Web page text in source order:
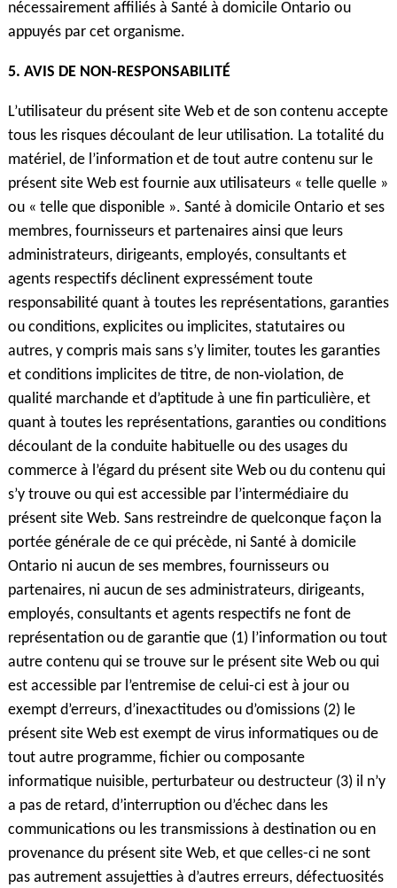
nécessairement affiliés à Santé à domicile Ontario ou
appuyés par cet organisme.
5. AVIS DE NON-RESPONSABILITÉ
L’utilisateur du présent site Web et de son contenu accepte
tous les risques découlant de leur utilisation. La totalité du
matériel, de l’information et de tout autre contenu sur le
présent site Web est fournie aux utilisateurs « telle quelle »
ou « telle que disponible ». Santé à domicile Ontario et ses
membres, fournisseurs et partenaires ainsi que leurs
administrateurs, dirigeants, employés, consultants et
agents respectifs déclinent expressément toute
responsabilité quant à toutes les représentations, garanties
ou conditions, explicites ou implicites, statutaires ou
autres, y compris mais sans s’y limiter, toutes les garanties
et conditions implicites de titre, de non‑violation, de
qualité marchande et d’aptitude à une fin particulière, et
quant à toutes les représentations, garanties ou conditions
découlant de la conduite habituelle ou des usages du
commerce à l’égard du présent site Web ou du contenu qui
s’y trouve ou qui est accessible par l’intermédiaire du
présent site Web. Sans restreindre de quelconque façon la
portée générale de ce qui précède, ni Santé à domicile
Ontario ni aucun de ses membres, fournisseurs ou
partenaires, ni aucun de ses administrateurs, dirigeants,
employés, consultants et agents respectifs ne font de
représentation ou de garantie que (1) l’information ou tout
autre contenu qui se trouve sur le présent site Web ou qui
est accessible par l’entremise de celui-ci est à jour ou
exempt d’erreurs, d’inexactitudes ou d’omissions (2) le
présent site Web est exempt de virus informatiques ou de
tout autre programme, fichier ou composante
informatique nuisible, perturbateur ou destructeur (3) il n’y
a pas de retard, d’interruption ou d’échec dans les
communications ou les transmissions à destination ou en
provenance du présent site Web, et que celles-ci ne sont
pas autrement assujetties à d’autres erreurs, défectuosités